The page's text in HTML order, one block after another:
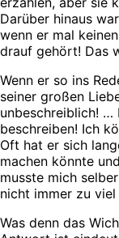
Darüber hinaus
wenn er mal
drauf gehört! Das
Wenn er so ins
seiner großen
unbeschreiblich! …
beschreiben! Ich
Oft hat er sich
machen könnte
musste mich
nicht immer zu viel
Was denn das